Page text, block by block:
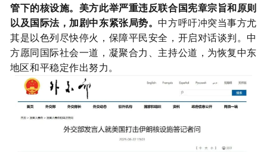
管下的核设施。美方此举严重违反联合国宪章宗旨和原则
以及国际法，加剧中东紧张局势。中方呼吁冲突当事方尤
其是以色列尽快停火，保障平民安全，开启对话谈判。中
方愿同国际社会一道，凝聚合力、主持公道，为恢复中东
地区和平稳定作出努力。